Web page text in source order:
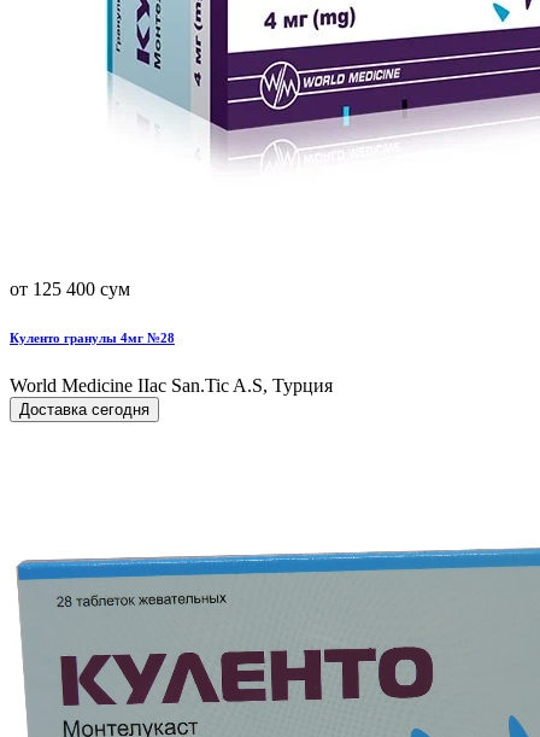
от 125 400 сум
Куленто гранулы 4мг №28
World Мedicine IIac San.Tic A.S, Турция
Доставка сегодня